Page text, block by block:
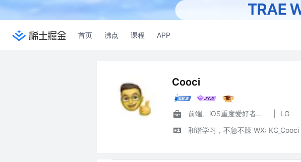
首页 沸点 课程 APP
Cooci
前端、iOS重度爱好者、专治跳槽加薪
LG
和谐学习，不急不躁 WX: KC_Cooci